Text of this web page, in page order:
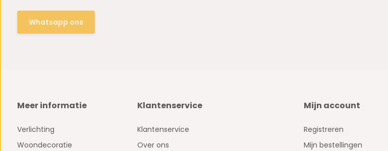
Whatsapp ons
Meer informatie
Verlichting
Woondecoratie
Klantenservice
Klantenservice
Over ons
Mijn account
Registreren
Mijn bestellingen